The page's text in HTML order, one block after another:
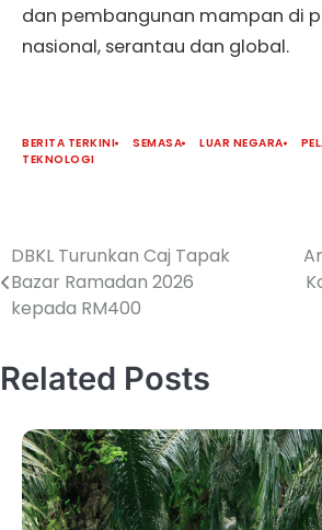
dan pembangunan mampan di
nasional, serantau dan global.
BERITA TERKINI SEMASA LUAR NEGARA
TEKNOLOGI
DBKL Turunkan Caj Tapak
Bazar Ramadan 2026
kepada RM400
Related Posts